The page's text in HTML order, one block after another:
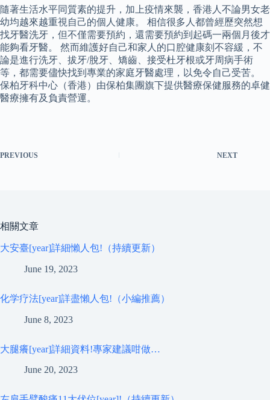
隨著生活水平同質素的提升，加上疫情來襲，香港人不論男女老
幼均越來越重視自己的個人健康。 相信很多人都曾經歷突然想
找牙醫洗牙，但不僅需要預約，還需要預約到起碼一兩個月後才
能夠看牙醫。 然而維護好自己和家人的口腔健康刻不容緩，不
論是進行洗牙、拔牙/脫牙、矯齒、接受杜牙根或牙周病手術
等，都需要儘快找到專業的家庭牙醫處理，以免令自己受苦。
保柏牙科中心（香港）由保柏集團旗下提供醫療保健服務的卓健
醫療擁有及負責營運。
PREVIOUS NEXT
相關文章
大安臺[year]詳細懶人包!（持續更新）
June 19, 2023
化学疗法[year]詳盡懶人包!（小編推薦）
June 8, 2023
大腿癢[year]詳細資料!專家建議咁做…
June 20, 2023